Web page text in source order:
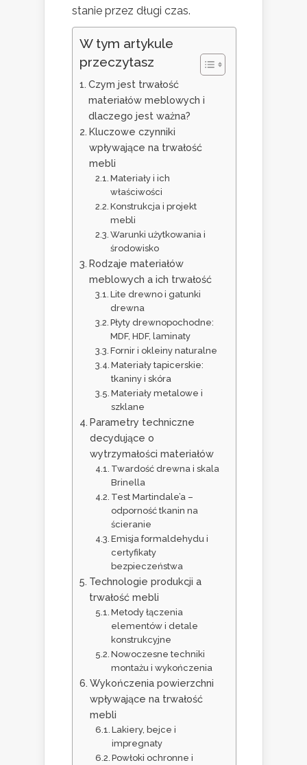
stanie przez długi czas.
W tym artykule
przeczytasz
Czym jest trwałość
materiałów meblowych i
dlaczego jest ważna?
Kluczowe czynniki
wpływające na trwałość
mebli
Materiały i ich
właściwości
Konstrukcja i projekt
mebli
Warunki użytkowania i
środowisko
Rodzaje materiałów
meblowych a ich trwałość
Lite drewno i gatunki
drewna
Płyty drewnopochodne:
MDF, HDF, laminaty
Fornir i okleiny naturalne
Materiały tapicerskie:
tkaniny i skóra
Materiały metalowe i
szklane
Parametry techniczne
decydujące o
wytrzymałości materiałów
Twardość drewna i skala
Brinella
Test Martindale’a –
odporność tkanin na
ścieranie
Emisja formaldehydu i
certyfikaty
bezpieczeństwa
Technologie produkcji a
trwałość mebli
Metody łączenia
elementów i detale
konstrukcyjne
Nowoczesne techniki
montażu i wykończenia
Wykończenia powierzchni
wpływające na trwałość
mebli
Lakiery, bejce i
impregnaty
Powłoki ochronne i